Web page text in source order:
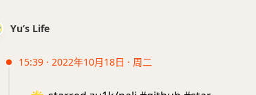
Yu’s Life
15:39 · 2022年10月18日 · 周二